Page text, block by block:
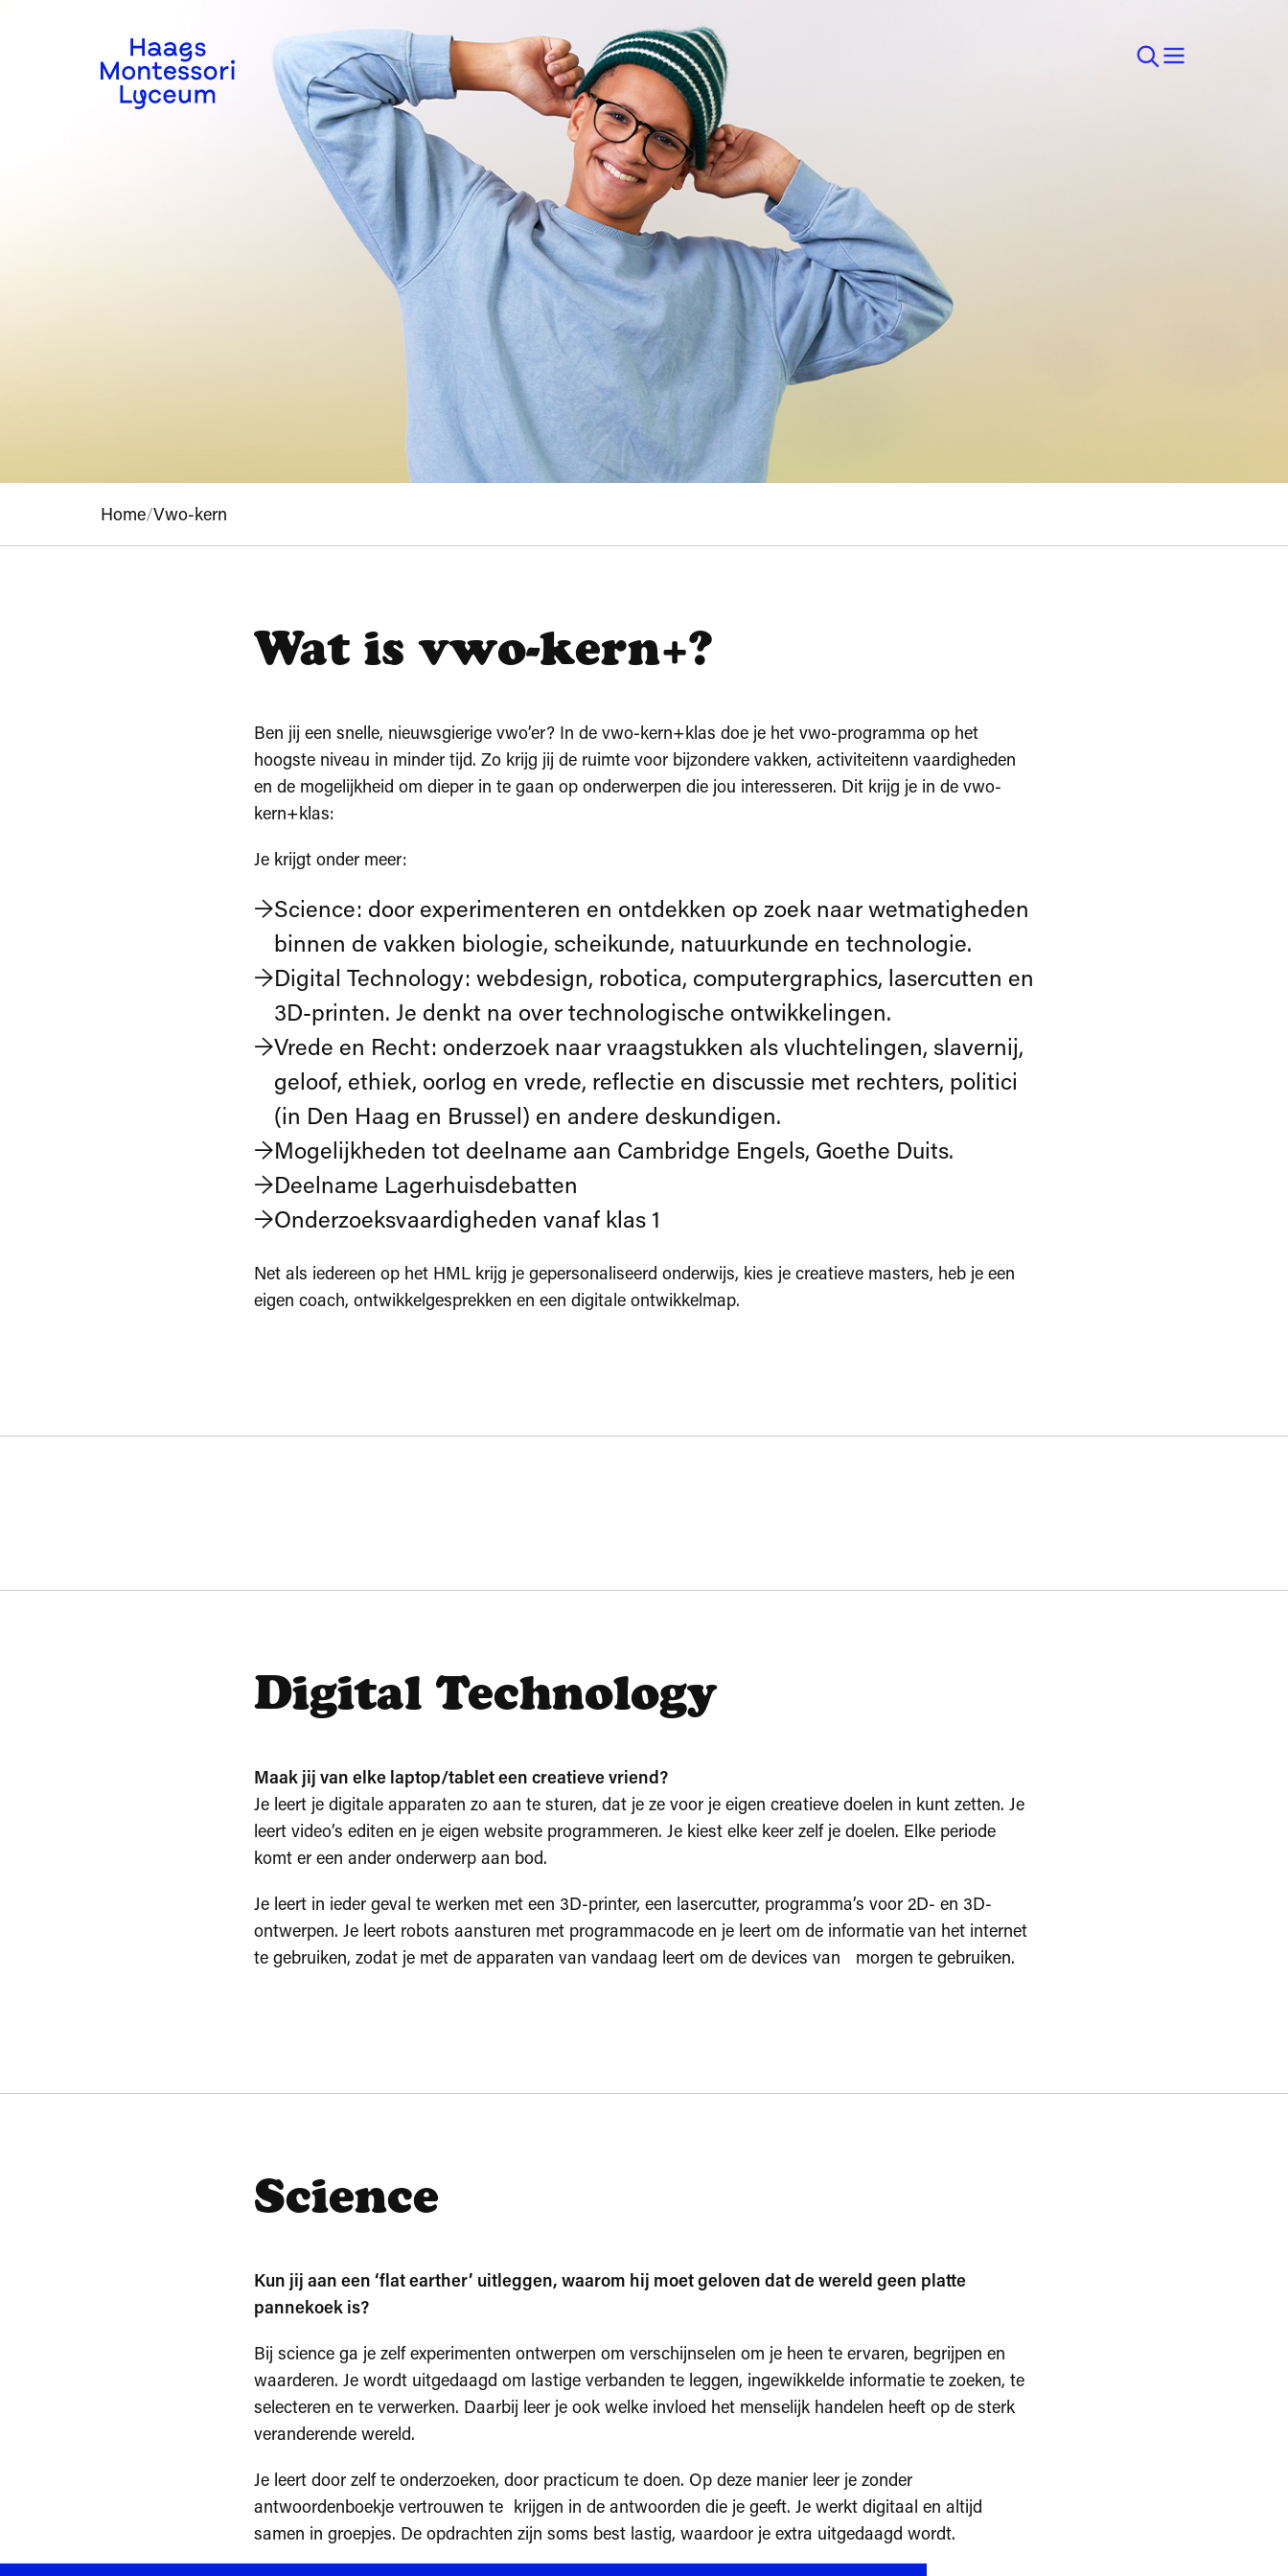
Home/Vwo-kern
Wat is vwo-kern+?
Ben jij een snelle, nieuwsgierige vwo’er? In de vwo-kern+klas doe je het vwo-programma op het
hoogste niveau in minder tijd. Zo krijg jij de ruimte voor bijzondere vakken, activiteitenn vaardigheden
en de mogelijkheid om dieper in te gaan op onderwerpen die jou interesseren. Dit krijg je in de vwo-
kern+klas:
Je krijgt onder meer:
Science: door experimenteren en ontdekken op zoek naar wetmatigheden
binnen de vakken biologie, scheikunde, natuurkunde en technologie.
Digital Technology: webdesign, robotica, computergraphics, lasercutten en
3D-printen. Je denkt na over technologische ontwikkelingen.
Vrede en Recht: onderzoek naar vraagstukken als vluchtelingen, slavernij,
geloof, ethiek, oorlog en vrede, reflectie en discussie met rechters, politici
(in Den Haag en Brussel) en andere deskundigen.
Mogelijkheden tot deelname aan Cambridge Engels, Goethe Duits.
Deelname Lagerhuisdebatten
Onderzoeksvaardigheden vanaf klas 1
Net als iedereen op het HML krijg je gepersonaliseerd onderwijs, kies je creatieve masters, heb je een
eigen coach, ontwikkelgesprekken en een digitale ontwikkelmap.
Digital Technology
Maak jij van elke laptop/tablet een creatieve vriend?
Je leert je digitale apparaten zo aan te sturen, dat je ze voor je eigen creatieve doelen in kunt zetten. Je
leert video’s editen en je eigen website programmeren. Je kiest elke keer zelf je doelen. Elke periode
komt er een ander onderwerp aan bod.
Je leert in ieder geval te werken met een 3D-printer, een lasercutter, programma’s voor 2D- en 3D-
ontwerpen. Je leert robots aansturen met programmacode en je leert om de informatie van het internet
te gebruiken, zodat je met de apparaten van vandaag leert om de devices van morgen te gebruiken.
Science
Kun jij aan een ‘flat earther’ uitleggen, waarom hij moet geloven dat de wereld geen platte
pannekoek is?
Bij science ga je zelf experimenten ontwerpen om verschijnselen om je heen te ervaren, begrijpen en
waarderen. Je wordt uitgedaagd om lastige verbanden te leggen, ingewikkelde informatie te zoeken, te
selecteren en te verwerken. Daarbij leer je ook welke invloed het menselijk handelen heeft op de sterk
veranderende wereld.
Je leert door zelf te onderzoeken, door practicum te doen. Op deze manier leer je zonder
antwoordenboekje vertrouwen te krijgen in de antwoorden die je geeft. Je werkt digitaal en altijd
samen in groepjes. De opdrachten zijn soms best lastig, waardoor je extra uitgedaagd wordt.